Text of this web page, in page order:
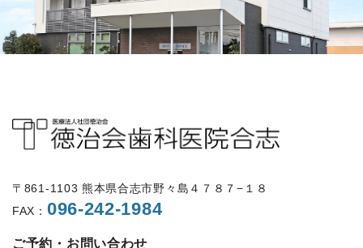
〒861-1103 熊本県合志市野々島４７８７−１８
FAX： 096-242-1984
ご予約・お問い合わせ